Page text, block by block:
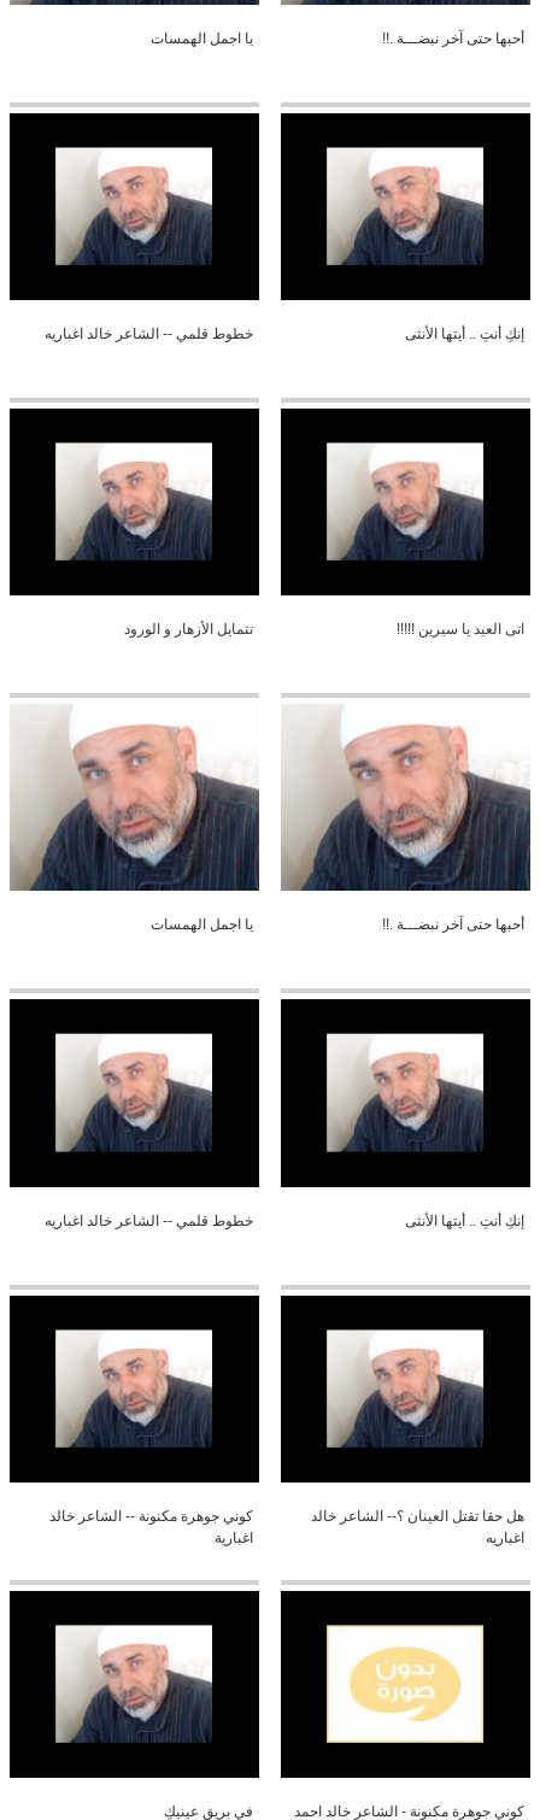
أحبها حتى آخر نبضـــة .!! يا اجمل الهمسات
إنكِ أنتِ .. أيتها الأنثى خطوط قلمي -- الشاعر خالد اغباريه
اتى العيد يا سيرين !!!!! تتمايل الأزهار و الورود
أحبها حتى آخر نبضـــة .!! يا اجمل الهمسات
إنكِ أنتِ .. أيتها الأنثى خطوط قلمي -- الشاعر خالد اغباريه
هل حقا تقتل العينان ؟-- الشاعر خالد
اغباريه
كوني جوهرة مكنونة -- الشاعر خالد
اغبارية
كوني جوهرة مكنونة - الشاعر خالد احمد في بريق عينيكِ